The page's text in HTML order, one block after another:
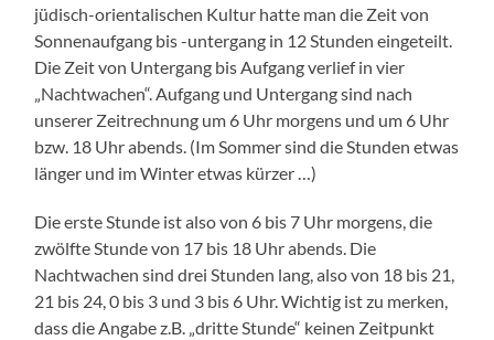
jüdisch-orientalischen Kultur hatte man die Zeit von
Sonnenaufgang bis -untergang in 12 Stunden eingeteilt.
Die Zeit von Untergang bis Aufgang verlief in vier
„Nachtwachen“. Aufgang und Untergang sind nach
unserer Zeitrechnung um 6 Uhr morgens und um 6 Uhr
bzw. 18 Uhr abends. (Im Sommer sind die Stunden etwas
länger und im Winter etwas kürzer …)
Die erste Stunde ist also von 6 bis 7 Uhr morgens, die
zwölfte Stunde von 17 bis 18 Uhr abends. Die
Nachtwachen sind drei Stunden lang, also von 18 bis 21,
21 bis 24, 0 bis 3 und 3 bis 6 Uhr. Wichtig ist zu merken,
dass die Angabe z.B. „dritte Stunde“ keinen Zeitpunkt